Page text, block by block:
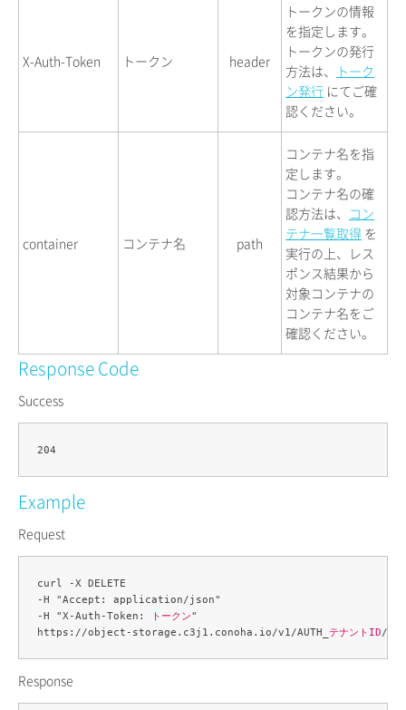
X-Auth-Token トークン header
トークンの情報
を指定します。
トークンの発行
方法は、
トーク
ン発行 にてご確
認ください。
container コンテナ名 path
コンテナ名を指
定します。
コンテナ名の確
認方法は、 コン
テナ一覧取得 を
実行の上、レス
ポンス結果から
対象コンテナの
コンテナ名をご
確認ください。
Response Code
Success
Example
Request
curl -X DELETE
-H "Accept: application/json"
-H "X-Auth-Token:
トークン"
https://object-storage.c3j1.conoha.io/v1/AUTH_ テナントID/
Response